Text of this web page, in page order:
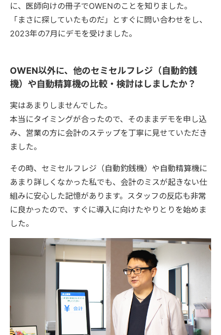
に、医師向けの冊子でOWENのことを知りました。
「まさに探していたものだ」とすぐに問い合わせをし、
2023年の7月にデモを受けました。
OWEN以外に、他のセミセルフレジ（自動釣銭
機）や自動精算機の比較・検討はしましたか？
実はあまりしませんでした。
本当にタイミングが合ったので、そのままデモを申し込
み、営業の方に会計のステップを丁寧に見せていただき
ました。
その時、セミセルフレジ（自動釣銭機）や自動精算機に
あまり詳しくなかった私でも、会計のミスが起きない仕
組みに安心した記憶があります。スタッフの反応も非常
に良かったので、すぐに導入に向けたやりとりを始めま
した。